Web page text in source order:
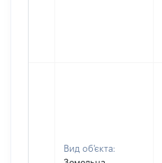
Вид об'єкта: